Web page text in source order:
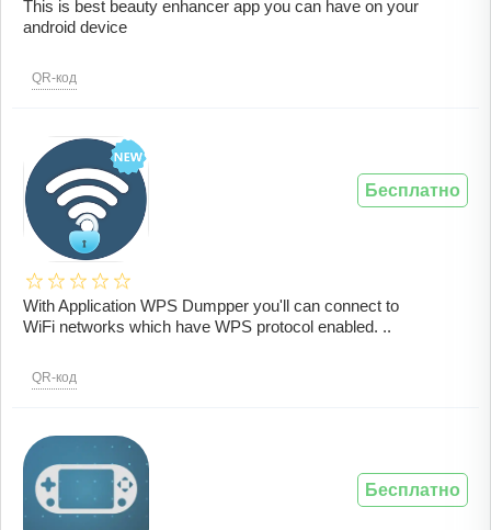
This is best beauty enhancer app you can have on your
android device
QR-код
With Application WPS Dumpper you'll can connect to
WiFi networks which have WPS protocol enabled. ..
QR-код
Бесплатно
Бесплатно